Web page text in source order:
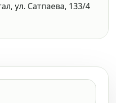
ул. Сатпаева, 133/4